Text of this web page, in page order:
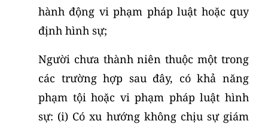
hành động vi phạm pháp luật hoặc quy
định hình sự;
Người chưa thành niên thuộc một trong
các trường hợp sau đây, có khả năng
phạm tội hoặc vi phạm pháp luật hình
sự: (i) Có xu hướng không chịu sự giám